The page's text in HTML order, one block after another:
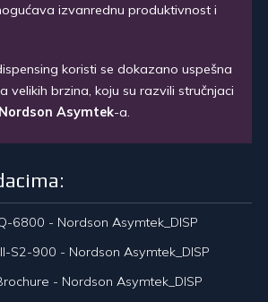
izvanrednu produktivnost i
koristi se dokazano uspešna
velikih brzina, koju su razvili stručnjaci
Nordson Asymtek-a.
6800 - Nordson Asymtek_DISP
S2-900 - Nordson Asymtek_DISP
- Nordson Asymtek_DISP